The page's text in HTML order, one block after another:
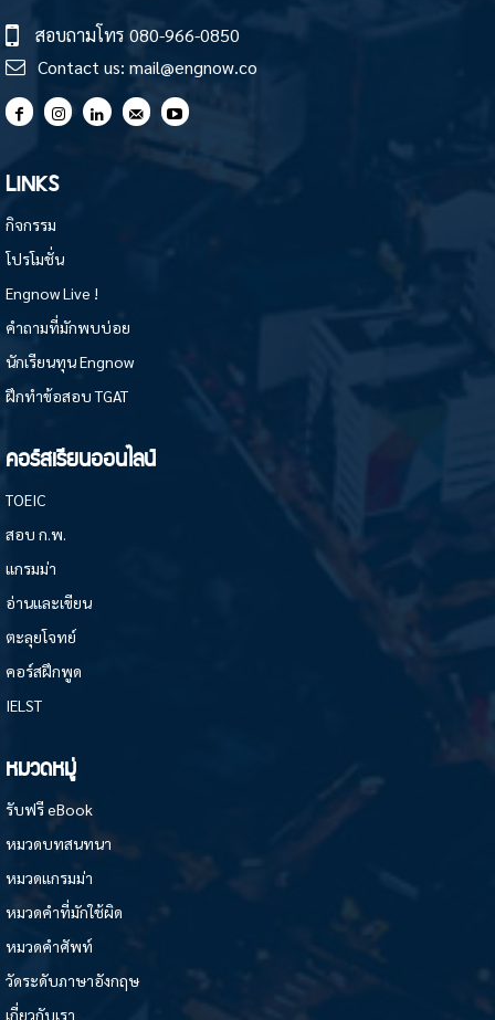
สอบถามโทร 080-966-0850
Contact us: mail@engnow.co
LINKS
กิจกรรม
โปรโมชั่น
Engnow Live !
คำถามที่มักพบบ่อย
นักเรียนทุน Engnow
ฝึกทำข้อสอบ TGAT
คอร์สเรียนออนไลน์
TOEIC
สอบ ก.พ.
แกรมม่า
อ่านและเขียน
ตะลุยโจทย์
คอร์สฝึกพูด
IELST
หมวดหมู่
รับฟรี eBook
หมวดบทสนทนา
หมวดแกรมม่า
หมวดคำที่มักใช้ผิด
หมวดคำศัพท์
วัดระดับภาษาอังกฤษ
เกี่ยวกับเรา